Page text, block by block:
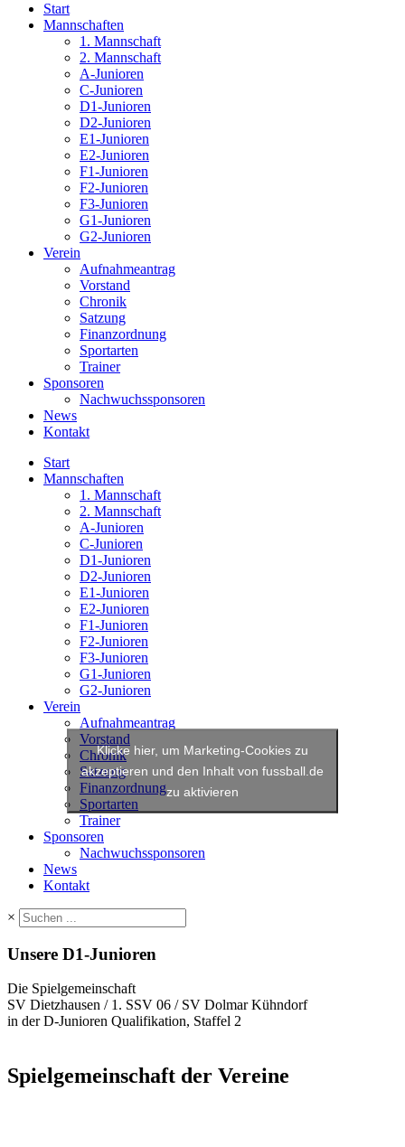
Start
Mannschaften
1. Mannschaft
2. Mannschaft
A-Junioren
C-Junioren
D1-Junioren
D2-Junioren
E1-Junioren
E2-Junioren
F1-Junioren
F2-Junioren
F3-Junioren
G1-Junioren
G2-Junioren
Verein
Aufnahmeantrag
Vorstand
Chronik
Satzung
Finanzordnung
Sportarten
Trainer
Sponsoren
Nachwuchssponsoren
News
Kontakt
Start
Mannschaften
1. Mannschaft
2. Mannschaft
A-Junioren
C-Junioren
D1-Junioren
D2-Junioren
E1-Junioren
E2-Junioren
F1-Junioren
F2-Junioren
F3-Junioren
G1-Junioren
G2-Junioren
Verein
Aufnahmeantrag
Vorstand
Chronik
Satzung
Finanzordnung
Sportarten
Trainer
Sponsoren
Nachwuchssponsoren
News
Kontakt
×
Unsere D1-Junioren
Die Spielgemeinschaft
SV Dietzhausen / 1. SSV 06 / SV Dolmar Kühndorf
in der D-Junioren Qualifikation, Staffel 2
Spielgemeinschaft der Vereine
Klicke hier, um Marketing-Cookies zu
akzeptieren und den Inhalt von fussball.de
zu aktivieren